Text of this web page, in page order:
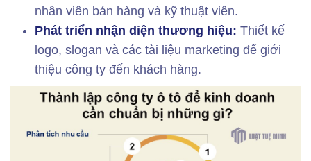
nhân viên bán hàng và kỹ thuật viên.
Phát triển nhận diện thương hiệu: Thiết kế
logo, slogan và các tài liệu marketing để giới
thiệu công ty đến khách hàng.